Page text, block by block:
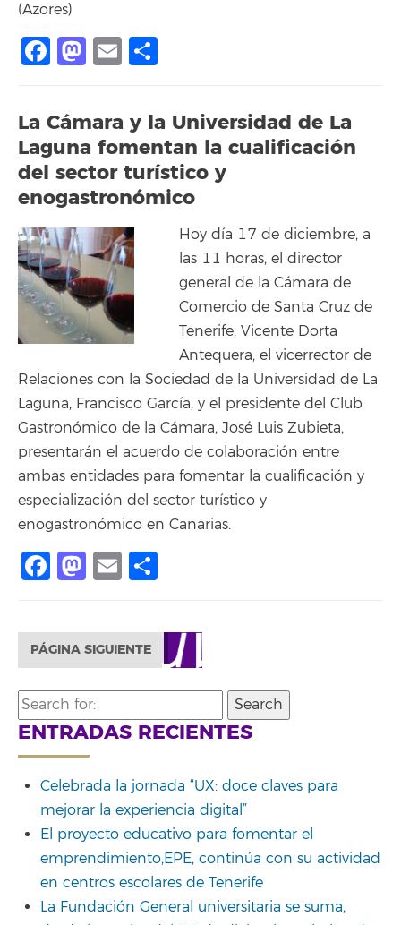
(Azores)
Facebook
Mastodon
Email
La Cámara y la Universidad de La
Laguna fomentan la cualificación
del sector turístico y
enogastronómico
Hoy día 17 de diciembre, a
las 11 horas, el director
general de la Cámara de
Comercio de Santa Cruz de
Tenerife, Vicente Dorta
Antequera, el vicerrector de
Relaciones con la Sociedad de la Universidad de La
Laguna, Francisco García, y el presidente del Club
Gastronómico de la Cámara, José Luis Zubieta,
presentarán el acuerdo de colaboración entre
ambas entidades para fomentar la cualificación y
especialización del sector turístico y
enogastronómico en Canarias.
Facebook
Mastodon
Email
PÁGINA SIGUIENTE
Search
for:
ENTRADAS RECIENTES
Celebrada la jornada “UX: doce claves para
mejorar la experiencia digital”
El proyecto educativo para fomentar el
emprendimiento,EPE, continúa con su actividad
en centros escolares de Tenerife
La Fundación General universitaria se suma,